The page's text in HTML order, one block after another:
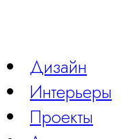
Дизайн
Интерьеры
Проекты